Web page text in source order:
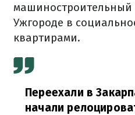
машиностроительный
Ужгороде в
квартирами.
Переехали в
начали